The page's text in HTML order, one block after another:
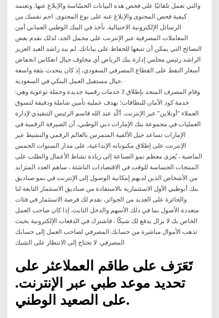
والتي تعمل تلقائيًا على فحص هذه البيانات الحسّاسة والإبلاغ عنها. وتعتمد
كيفية فحص المحتوى والإبلاغ عنه على نوع المحتوى. احم نفسك من
الرسائل الإلكترونية الاحتيالية. نأخذ في البنك الوطني العماني أمن
المعاملات المصرفية عبر الإنترنت على محمل الجد، لذلك نقدم بعض
النصائح التي يمكن أن تتبعها للحفاظ على بياناتك. لم يبد راشد العبد العزيز
الراشد رئيس مجلس إدارة بنك الرياض أي مخاوف حيال انعكاس انخفاض
أسعار النفط على القطاع المصرفي السعودي، إذ كان يتحدث بثقة واسعة
حيال مستقبل العمل البنكي في السعودية.
وقام المصرف المتحد بإطلاق 3 خدمات رقمية جديدة وحملة توعوية وهي:
خدمة كود الأمان للبطاقات؛ بهدف عملية تأمين شاملة ودقيقة لتسوق
العملاء “أونلاين” عبر الإنترنت. أكّد عبد الله قاسم الرئيس التنفيذي لإدارة
العمليات في مجموعة بنك الإمارات دبي الوطني، أن الصيرفة الرقمية في
الإمارات تساعد جيل الألفية المتمرس بالعالم الرقمي والنشيط عبر
الإنترنت على إطلاق مكنوناته الإبداعية، على مدار السنوات الخمس
الماضية ، يُعزى معظم نمو الصناعة إلى زيادة نشاط الأعمال والطلب على
المنتجات الحساسة للوقت في الاقتصادات الناشئة ، ساهم العدد المتزايد
من الأشخاص الذين لديهم إمكانية الوصول إلى الإنترنت في نمو صناديق
بنك أبوظبي الأول الاستثمارية بالاستفادة من صناديق الاستثمار التابعة لنا
والحائزة على العديد من الجوائز، نقدم لك فرصة الاستثمار في فئات
متعددة الأصول بما في ذلك الأسهم والدخل الثابت. إذا كان صاحب العمل
الخاص بك لا يزال يدفع لك شيكًا ، فاشترك في الدفعات الإلكترونية بحيث
تذهب الأموال مباشرة من حسابك المصرفي لصاحب العمل إلى حسابك
المصرفي. لا تحتاج إلى الانتظار على الشيك
تَعَرَف على طاقم العملاعثر على
تحديد موعد طبي عبر الإنترنت.
على الصعيد الوطني.